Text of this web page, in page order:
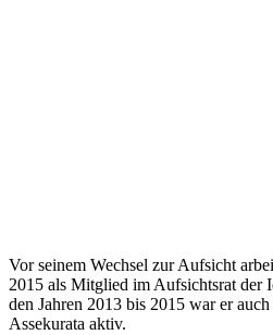
Vor seinem Wechsel zur Aufsicht
2015 als Mitglied im Aufsichtsrat der
den Jahren 2013 bis 2015 war er
Assekurata aktiv.